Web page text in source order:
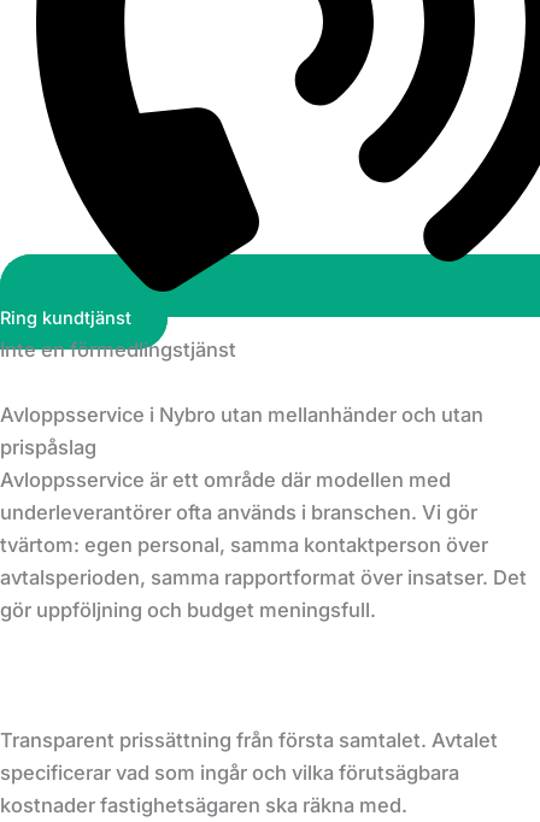
Ring kundtjänst
Inte en förmedlingstjänst
Avloppsservice i Nybro utan mellanhänder och utan
prispåslag
Avloppsservice är ett område där modellen med
underleverantörer ofta används i branschen. Vi gör
tvärtom: egen personal, samma kontaktperson över
avtalsperioden, samma rapportformat över insatser. Det
gör uppföljning och budget meningsfull.
Transparent prissättning från första samtalet. Avtalet
specificerar vad som ingår och vilka förutsägbara
kostnader fastighetsägaren ska räkna med.